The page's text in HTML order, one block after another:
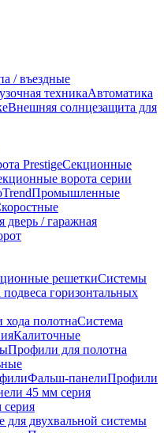
/ въездные
техникаАвтоматика
Внешняя солнцезащита для
PrestigeСекционные
ворота серии
Промышленные
дверь / гаражная
решеткиСистемы
горизонтальных
полотнаСистема
Калиточные
Профили для полотна
Фальш-панелиПрофили
45 мм серия
двухвальной системы